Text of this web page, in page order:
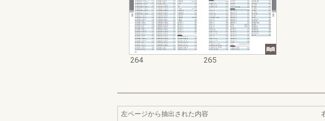
264 265
左ページから抽出された内容